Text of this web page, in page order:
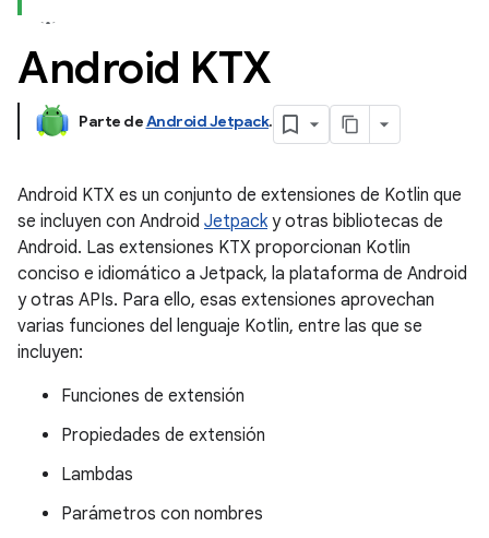
Android KTX
Parte deAndroid Jetpack.
Android KTX es un conjunto de extensiones de Kotlin que
se incluyen con Android Jetpacky otras bibliotecas de
Android. Las extensiones KTX proporcionan Kotlin
conciso e idiomático a Jetpack, la plataforma de Android
y otras APIs. Para ello, esas extensiones aprovechan
varias funciones del lenguaje Kotlin, entre las que se
incluyen:
Funciones de extensión
Propiedades de extensión
Lambdas
Parámetros con nombres